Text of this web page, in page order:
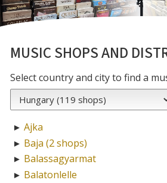
MUSIC SHOPS AND
Select country and city to find a
► Ajka
► Baja (2 shops)
► Balassagyarmat
► Balatonlelle